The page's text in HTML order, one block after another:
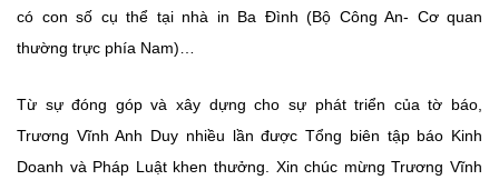
có con số cụ thể tại nhà in Ba Đình (Bộ Công An- Cơ quan
thường trực phía Nam)…
Từ sự đóng góp và xây dựng cho sự phát triển của tờ báo,
Trương Vĩnh Anh Duy nhiều lần được Tổng biên tập báo Kinh
Doanh và Pháp Luật khen thưởng. Xin chúc mừng Trương Vĩnh